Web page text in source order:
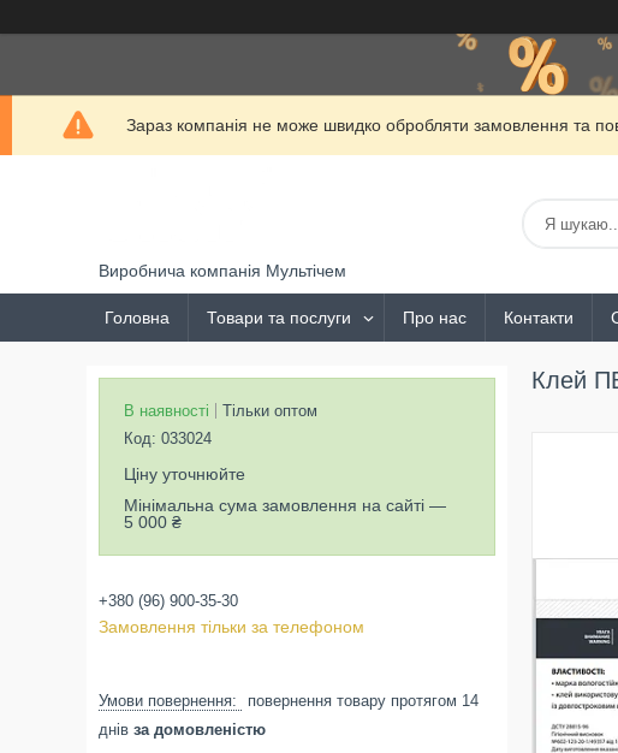
Зараз компанія не може швидко обробляти замовлення та
Виробнича компанія Мультічем
Головна Товари та послуги Про нас Контакти
Клей
В наявності
Тільки оптом
Код: 033024
Ціну уточнюйте
Мінімальна сума замовлення на сайті —
5 000 ₴
+380 (96) 900-35-30
Замовлення тільки за телефоном
повернення товару протягом 14
днів за домовленістю